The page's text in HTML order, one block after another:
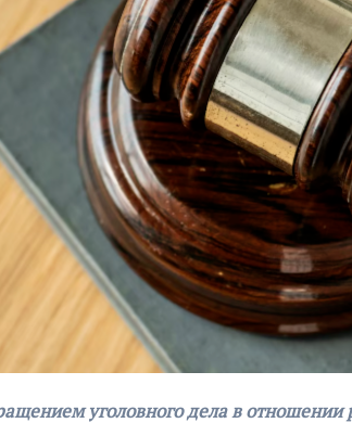
уголовного дела в
9 Мая — День
Победы!
над